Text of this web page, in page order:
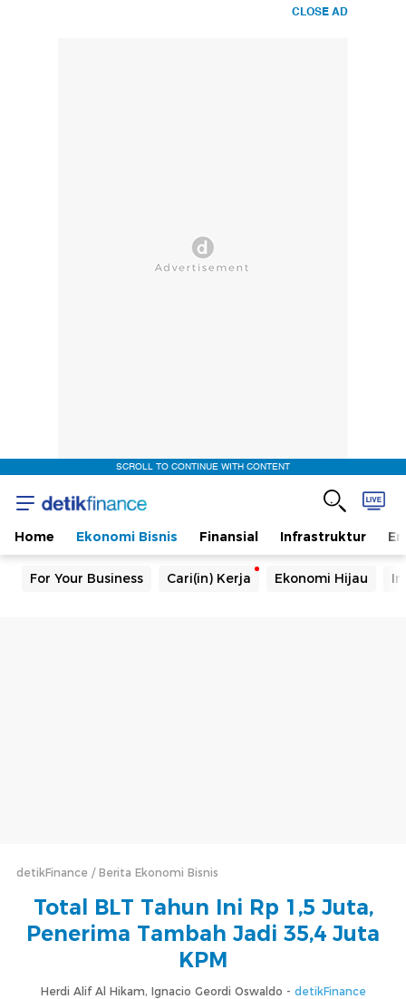
CLOSE AD
SCROLL TO CONTINUE WITH CONTENT
Home Ekonomi Bisnis Finansial Infrastruktur
For Your Business Cari(in) Kerja Ekonomi Hijau
detikFinance Berita Ekonomi Bisnis
Total BLT Tahun Ini Rp 1,5 Juta,
Penerima Tambah Jadi 35,4 Juta
KPM
Herdi Alif Al Hikam, Ignacio Geordi Oswaldo - detikFinance